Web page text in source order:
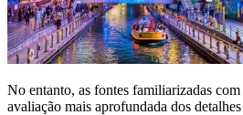
No entanto, as fontes familiarizadas
avaliação mais aprofundada dos